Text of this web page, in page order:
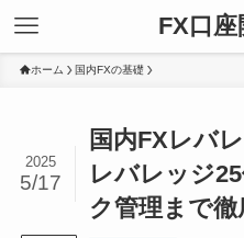
FX口
ホーム 国内FXの基礎
国内FXレバ
レバレッジ
ク管理まで徹
2025
5/17